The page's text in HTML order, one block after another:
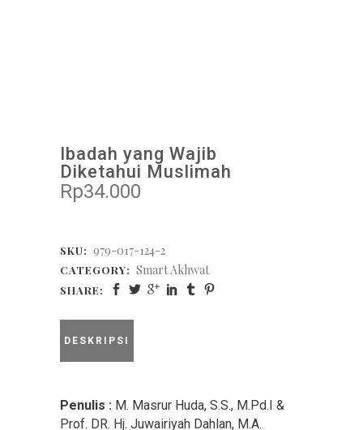
Ibadah yang Wajib
Diketahui Muslimah
Rp34.000
SKU: 979-017-124-2
CATEGORY: Smart Akhwat
SHARE:
DESKRIPSI
Penulis : M. Masrur Huda, S.S., M.Pd.I &
Prof. DR. Hj. Juwairiyah Dahlan, M.A.